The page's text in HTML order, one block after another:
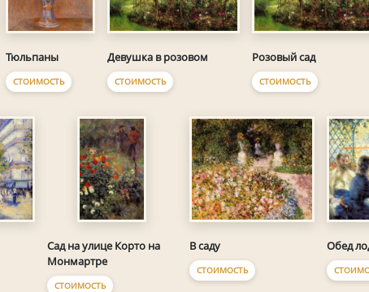
Тюльпаны
СТОИМОСТЬ
Девушка в розовом
СТОИМОСТЬ
Розовый сад
СТОИМОСТЬ
Сад на улице Корто на
Монмартре
СТОИМОСТЬ
В саду
СТОИМОСТЬ
Обед